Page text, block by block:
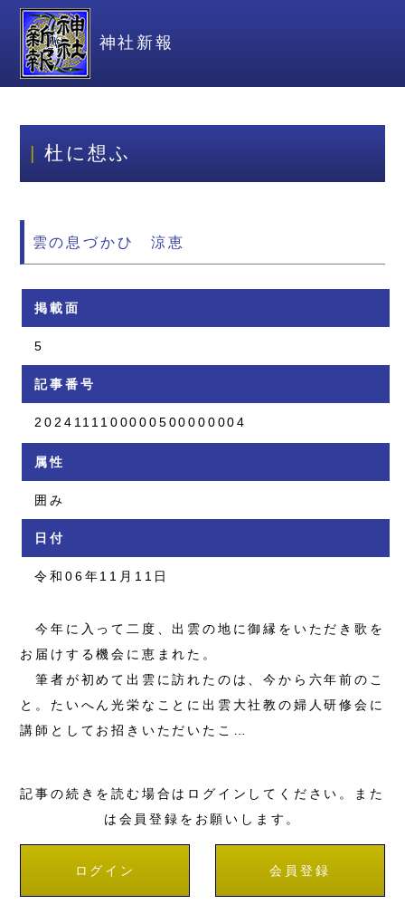
神社新報
杜に想ふ
雲の息づかひ 涼恵
掲載面
5
記事番号
2024111100000500000004
属性
囲み
日付
令和06年11月11日
今年に入って二度、出雲の地に御縁をいただき歌を
お届けする機会に恵まれた。
筆者が初めて出雲に訪れたのは、今から六年前のこ
と。たいへん光栄なことに出雲大社教の婦人研修会に
講師としてお招きいただいたこ…
記事の続きを読む場合はログインしてください。また
は会員登録をお願いします。
ログイン 会員登録